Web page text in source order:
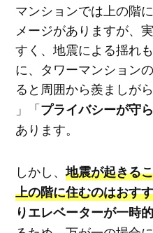
マンションでは上の階
メージがありますが、
すく、地震による揺れ
に、タワーマンション
ると周囲から羨ましが
」「プライバシーが守
あります。
しかし、地震が起きる
上の階に住むのはおす
りエレベーターが一時